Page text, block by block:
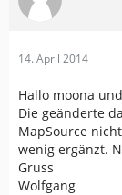
14. April 2014
Hallo moona
Die geänderte
MapSource
wenig ergänzt.
Gruss
Wolfgang